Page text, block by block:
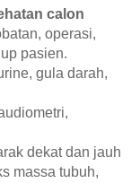
calon
operasi,
pasien.
gula darah,
dekat dan jauh
massa tubuh,